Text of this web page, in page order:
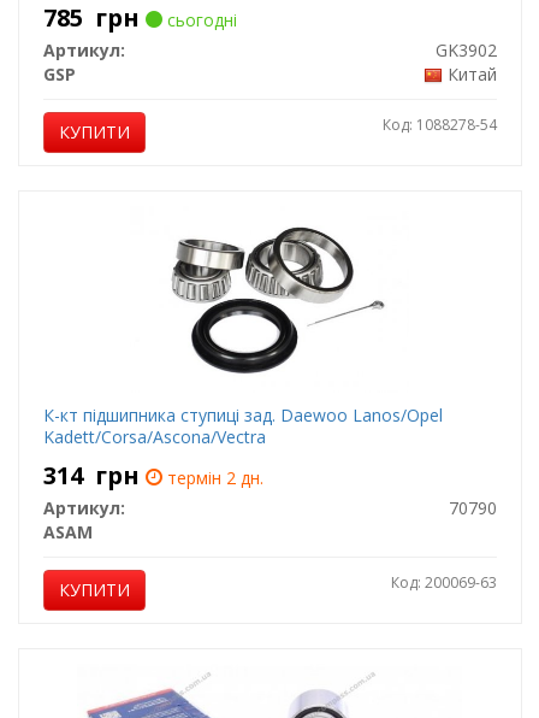
785 грн
сьогодні
Артикул:
GK3902
GSP
Китай
КУПИТИ Код: 1088278-54
К-кт підшипника ступиці зад. Daewoo Lanos/Opel
Kadett/Corsa/Ascona/Vectra
314 грн
термін 2 дн.
Артикул:
70790
ASAM
КУПИТИ Код: 200069-63